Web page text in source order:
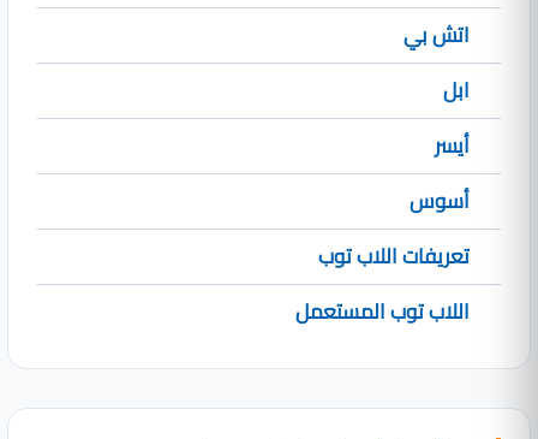
اتش بي
ابل
أيسر
أسوس
تعريفات اللاب توب
اللاب توب المستعمل